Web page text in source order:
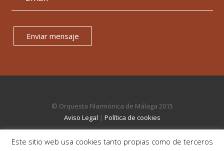
Enviar mensaje
© Orquesta Filarmónica de Málaga 2015
Aviso Legal | Política de cookies
Este sitio web usa cookies tanto propias como de terceros